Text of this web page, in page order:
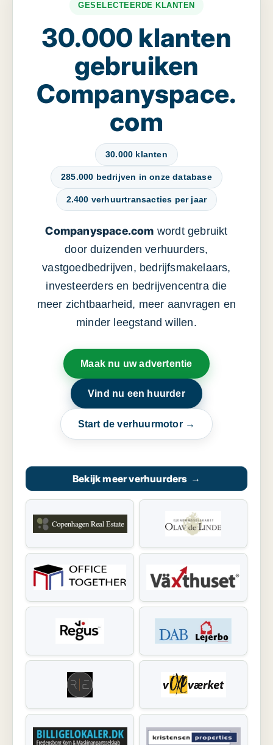
GESELECTEERDE KLANTEN
30.000 klanten
gebruiken
Companyspace.
com
30.000 klanten
285.000 bedrijven in onze database
2.400 verhuurtransacties per jaar
Companyspace.com wordt gebruikt
door duizenden verhuurders,
vastgoedbedrijven, bedrijfsmakelaars,
investeerders en bedrijvencentra die
meer zichtbaarheid, meer aanvragen en
minder leegstand willen.
Maak nu uw advertentie
Vind nu een huurder
Start de verhuurmotor →
Bekijk meer verhuurders →